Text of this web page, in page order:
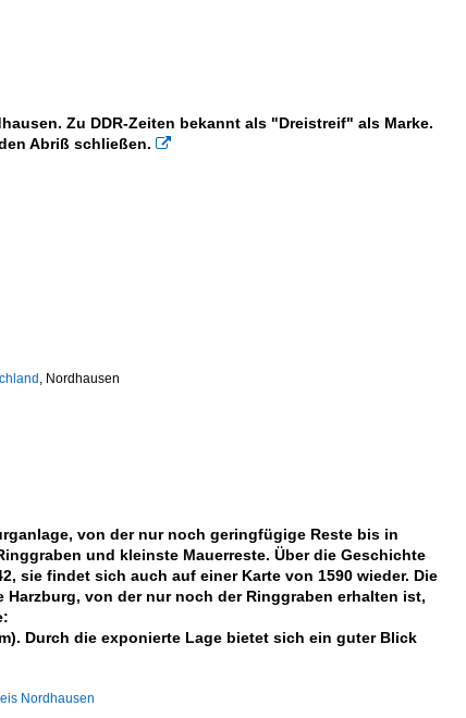
Zu DDR-Zeiten bekannt als "Dreistreif" als Marke.
Abriß schließen. 
, Nordhausen
von der nur noch geringfügige Reste bis in
und kleinste Mauerreste. Über die Geschichte
sie findet sich auch auf einer Karte von 1590 wieder. Die
von der nur noch der Ringgraben erhalten ist,
Durch die exponierte Lage bietet sich ein guter Blick
Nordhausen